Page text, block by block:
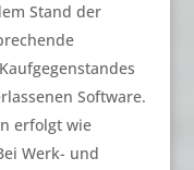
Stand der
Software.
erfolgt wie
Werk- und